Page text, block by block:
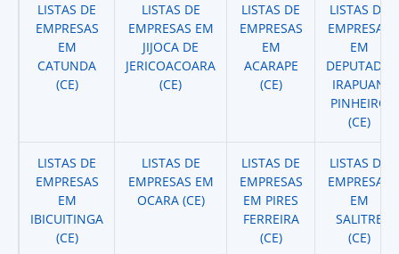
LISTAS DE
EMPRESAS
EM
CATUNDA
(CE)
LISTAS DE
EMPRESAS EM
JIJOCA DE
JERICOACOARA
(CE)
LISTAS DE
EMPRESAS
EM
ACARAPE
(CE)
LISTAS DE
EMPRESAS
EM
DEPUTADO
IRAPUAN
PINHEIRO
(CE)
LISTAS DE
EMPRESAS
EM
IBICUITINGA
(CE)
LISTAS DE
EMPRESAS EM
OCARA (CE)
LISTAS DE
EMPRESAS
EM PIRES
FERREIRA
(CE)
LISTAS DE
EMPRESAS
EM
SALITRE
(CE)